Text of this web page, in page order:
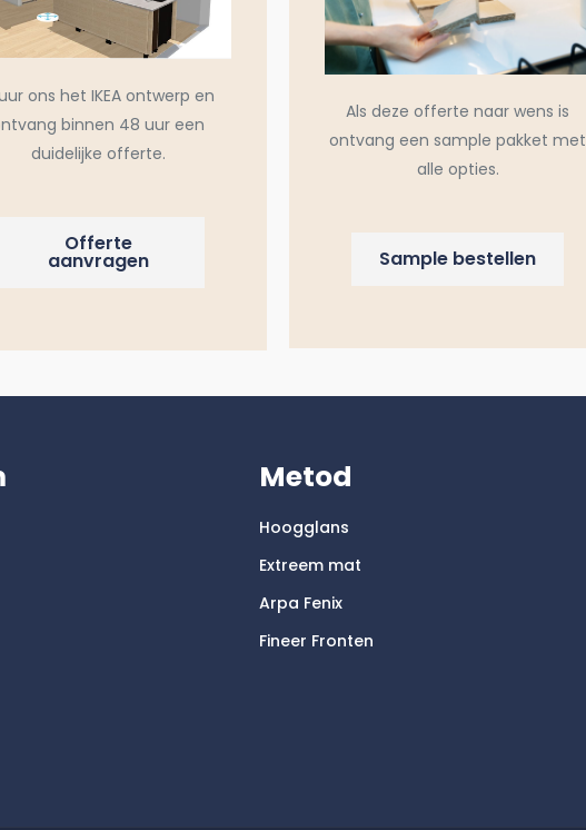
ons het IKEA ontwerp en
binnen 48 uur een
duidelijke offerte.
Offerte
aanvragen
Als deze offerte naar wens is
ontvang een sample pakket met
alle opties.
Sample bestellen
Metod
Hoogglans
Extreem mat
Arpa Fenix
Fineer Fronten